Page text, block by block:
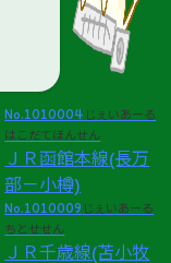
No.1010004 じぇいあーる
はこだてほんせん
ＪＲ函館本線(長万
部－小樽)
No.1010009 じぇいあーる
ちとせせん
ＪＲ千歳線(苫小牧